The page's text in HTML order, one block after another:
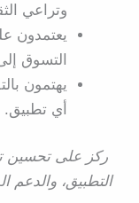
وتراعي
يعتمدون
التسوق
يهتمون
أي تطبيق.
التطبيق، والدعم